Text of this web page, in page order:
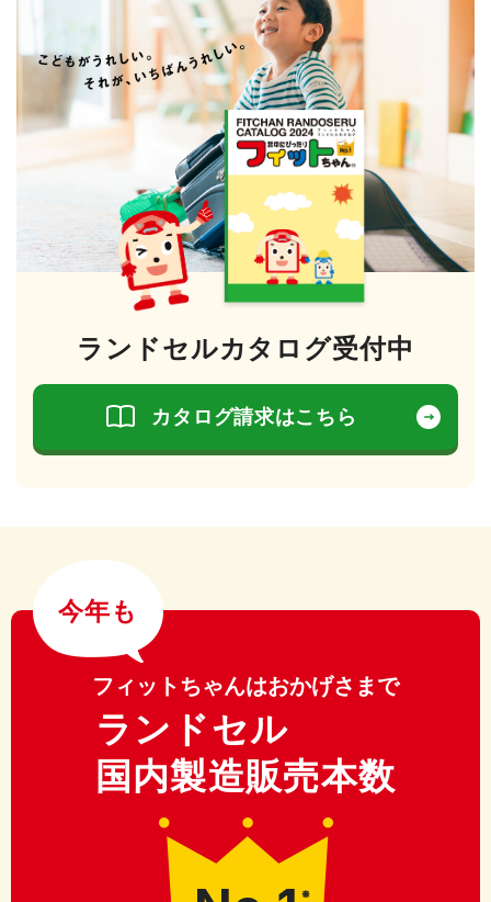
ランドセルカタログ受付中
カタログ請求はこちら
今年も
フィットちゃんはおかげさまで
ランドセル
国内製造販売本数
※